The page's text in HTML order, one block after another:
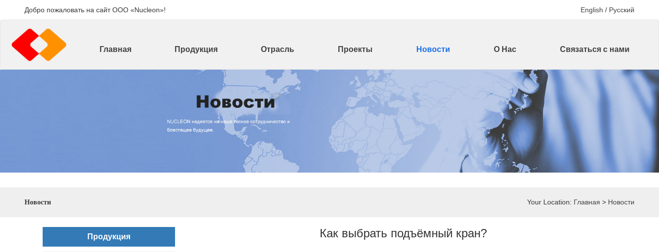
Добро пожаловать на сайт ООО «Nucleon»! English / Русский
Главная Продукция Отрасль Проекты Новости О Нас Связаться с нами
Новости Your Location: Главная > Новости
Продукция Как выбрать подъёмный кран?